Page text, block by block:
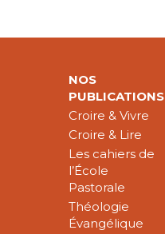
NOS
PUBLICATIONS
Croire & Vivre
Croire & Lire
Les cahiers de
l’École
Pastorale
Théologie
Évangélique